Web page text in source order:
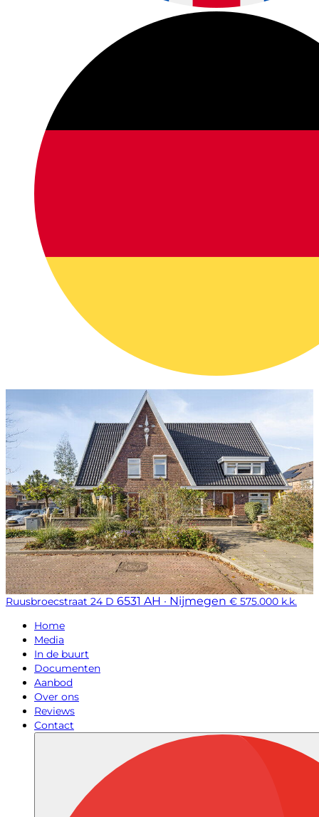
Ruusbroecstraat 24 D 6531 AH · Nijmegen € 575.000 k.k.
Home
Media
In de buurt
Documenten
Aanbod
Over ons
Reviews
Contact